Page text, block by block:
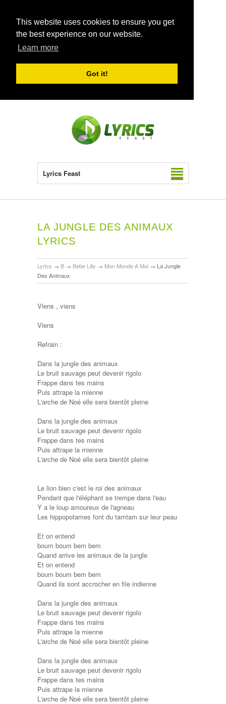
This website uses cookies to ensure you get
the best experience on our website.
Learn more
Got it!
Lyrics Feast
LA JUNGLE DES ANIMAUX
LYRICS
Lyrics → B → Bebe Lilly → Mon Monde À Moi → La Jungle
Des Animaux
Viens , viens
Viens
Refrain :
Dans la jungle des animaux
Le bruit sauvage peut devenir rigolo
Frappe dans tes mains
Puis attrape la mienne
L'arche de Noé elle sera bientôt pleine
Dans la jungle des animaux
Le bruit sauvage peut devenir rigolo
Frappe dans tes mains
Puis attrape la mienne
L'arche de Noé elle sera bientôt pleine
Le lion bien c'est le roi des animaux
Pendant que l'éléphant se trempe dans l'eau
Y a le loup amoureux de l'agneau
Les hippopotames font du tamtam sur leur peau
Et on entend
boum boum bem bem
Quand arrive les animaux de la jungle
Et on entend
boum boum bem bem
Quand ils sont accrocher en file indienne
Dans la jungle des animaux
Le bruit sauvage peut devenir rigolo
Frappe dans tes mains
Puis attrape la mienne
L'arche de Noé elle sera bientôt pleine
Dans la jungle des animaux
Le bruit sauvage peut devenir rigolo
Frappe dans tes mains
Puis attrape la mienne
L'arche de Noé elle sera bientôt pleine